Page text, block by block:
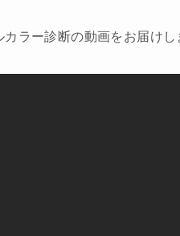
ラー診断の動画をお届けし